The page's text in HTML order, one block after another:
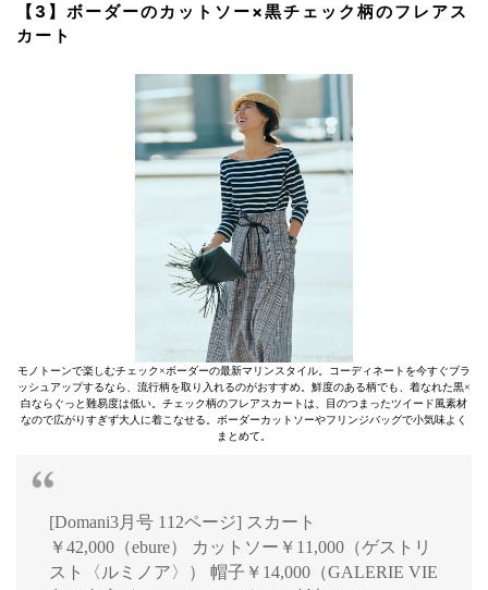
【3】ボーダーのカットソー×黒チェック柄のフレアス
カート
モノトーンで楽しむチェック×ボーダーの最新マリンスタイル。コーディネートを今すぐブラ
ッシュアップするなら、流行柄を取り入れるのがおすすめ。鮮度のある柄でも、着なれた黒×
白ならぐっと難易度は低い。チェック柄のフレアスカートは、目のつまったツイード風素材
なので広がりすぎず大人に着こなせる。ボーダーカットソーやフリンジバッグで小気味よく
まとめて。
[Domani3月号 112ページ] スカート
￥42,000（ebure） カットソー￥11,000（ゲストリ
スト〈ルミノア〉） 帽子￥14,000（GALERIE VIE